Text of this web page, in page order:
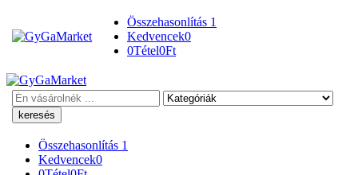
Összehasonlítás 1
Kedvencek0
0Tétel0Ft
Keresés
Összehasonlítás 1
Kedvencek0